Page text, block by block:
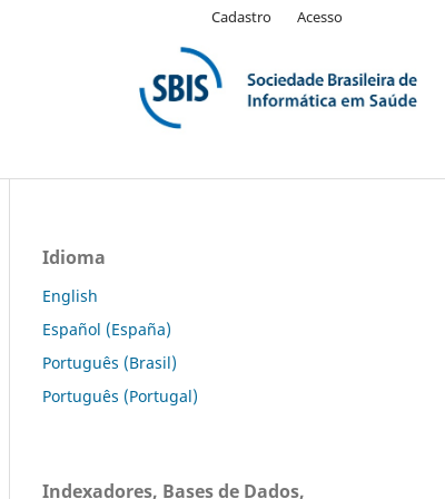
Cadastro Acesso
Idioma
English
Español (España)
Português (Brasil)
Português (Portugal)
Indexadores, Bases de Dados,